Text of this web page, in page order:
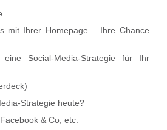
mit Ihrer Homepage – Ihre Chance
Social-Media-Strategie für Ihr
Strategie heute?
& Co, etc.